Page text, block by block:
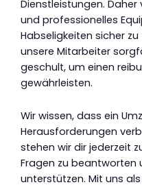
Dienstleistungen.
und professionelles
Habseligkeiten sicher
unsere Mitarbeiter
geschult, um einen
gewährleisten.
Wir wissen, dass ein
Herausforderungen
stehen wir dir jederzeit
Fragen zu beantworten
unterstützen. Mit uns